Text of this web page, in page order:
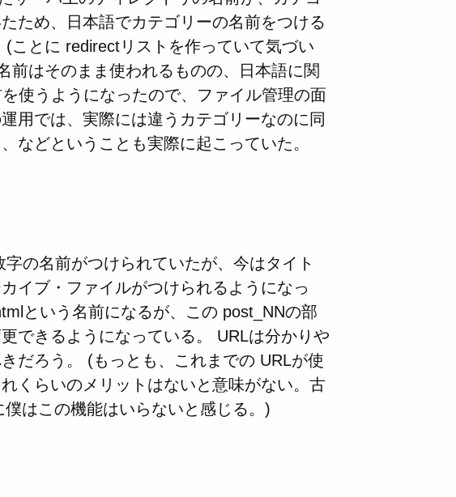
ため、日本語でカテゴリーの名前をつける
ことに redirectリストを作っていて気づい
前はそのまま使われるものの、日本語に関
使うようになったので、ファイル管理の面
用では、実際には違うカテゴリーなのに同
などということも実際に起こっていた。
の名前がつけられていたが、今はタイト
イブ・ファイルがつけられるようになっ
という名前になるが、この post_NNの部
できるようになっている。 URLは分かりや
だろう。 (もっとも、これまでの URLが使
くらいのメリットはないと意味がない。古
はこの機能はいらないと感じる。)